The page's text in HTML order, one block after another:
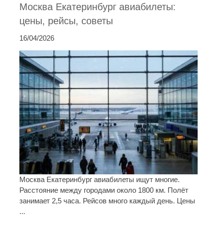
Москва Екатеринбург авиабилеты:
цены, рейсы, советы
16/04/2026
Москва Екатеринбург авиабилеты ищут многие.
Расстояние между городами около 1800 км. Полёт
занимает 2,5 часа. Рейсов много каждый день. Цены
...